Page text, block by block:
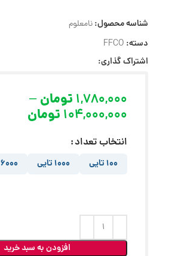
شناسه محصول:نامعلوم
دسته: FFCO
اشتراک گذاری:
1,780,000 تومان –
104,000,000 تومان
انتخاب تعداد
100 تایی 1000 تایی 6000 تایی
افزودن به سبد خرید